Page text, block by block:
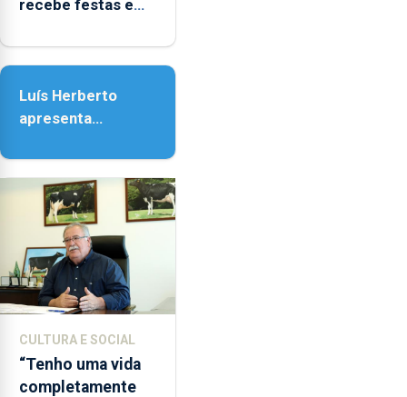
e
as
18h00.
recebe festas em
Senhora da
Luís Herberto
apresenta
Paisagem’
CULTURA E SOCIAL
“Tenho uma vida
completamente